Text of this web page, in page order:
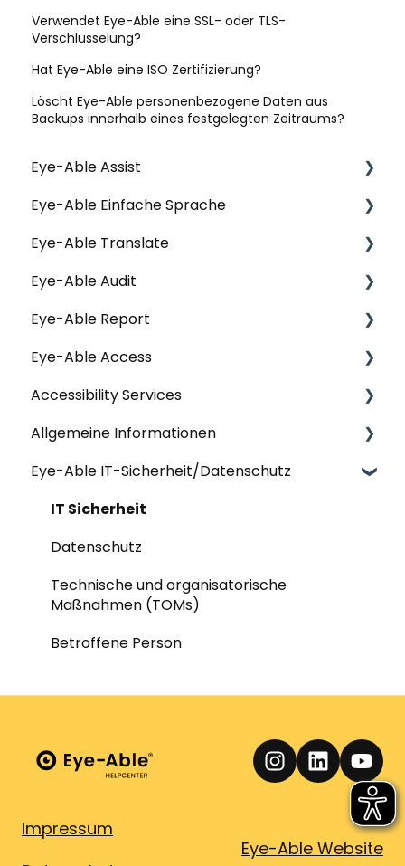
Verwendet Eye-Able eine SSL- oder TLS-
Verschlüsselung?
Hat Eye-Able eine ISO Zertifizierung?
Löscht Eye-Able personenbezogene Daten aus
Backups innerhalb eines festgelegten Zeitraums?
Eye-Able Assist
Allgemeine Fragen | Assist
Installation | Assist
Konfiguration | Assist
Nutzung & Funktionen | Assist
Datenschutz | Assist
Eye-Able Einfache Sprache
Allgemeine Fragen | Einfache Sprache
Installation | Einfache Sprache
Nutzung & Funktionen | Einfache Sprache
Website-Modul | Einfache Sprache
Eye-Able Translate
Allgemeine Fragen | Translate
Website-Modul | Translate
Installation | Translate
Nutzung & Funktionen | Translate
Datenschutz | Translate
Eye-Able Audit
Allgemeine Fragen | Audit
Installation | Audit
Nutzung & Funktionen | Audit
Eye-Able Report
Allgemeine Fragen | Report
Erste Schritte | Report
Nutzung & Funktionen | Report
Content & Web-Analysis | Report
PDFs | Report
Generator Barrierefreiheitserklärung |
Eye-Able Access
Allgemeine Fragen | Eye-Able Access
Installation | Eye-Able Access
Nutzung & Funktionen | Eye-Able Access
Accessibility Services
Workshops & Seminare
Barrierefreiheitserklärungen
Testing
Usability
Allgemeine Informationen
Allgemeine Fragen | Eye-Able Dashboard
Allgemeine Fragen | Barrierefreiheit
Allgemeine Fragen | Kontakt
Allgemeine Fragen - Themen übergreifend
Eye-Able IT-Sicherheit/Datenschutz
IT Sicherheit
Datenschutz
Technische und organisatorische
Maßnahmen (TOMs)
Betroffene Person
Impressum
Eye-Able Website